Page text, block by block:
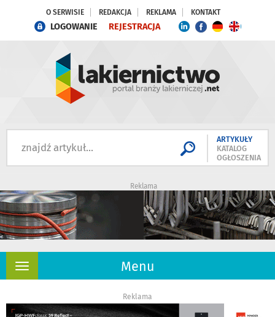
O SERWISIE REDAKCJA REKLAMA KONTAKT
LOGOWANIE REJESTRACJA
ARTYKUŁY
KATALOG
OGŁOSZENIA
Reklama
Menu
Rozwiń
Reklama